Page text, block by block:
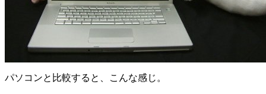
パソコンと比較すると、こんな感じ。